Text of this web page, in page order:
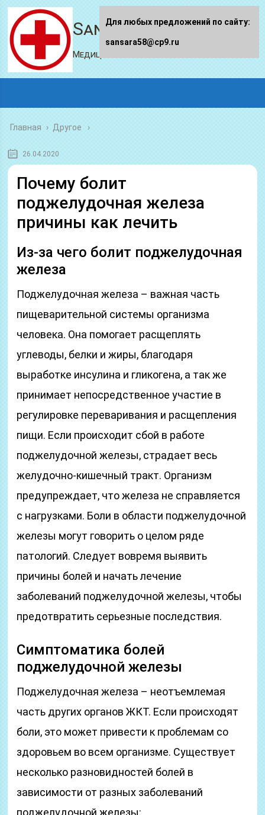
Sansara58.ru
Медицинский портал
Главная › Другое
26.04.2020
Почему болит
поджелудочная железа
причины как лечить
Из-за чего болит поджелудочная
железа
Поджелудочная железа – важная часть
пищеварительной системы организма
человека. Она помогает расщеплять
углеводы, белки и жиры, благодаря
выработке инсулина и гликогена, а так же
принимает непосредственное участие в
регулировке переваривания и расщепления
пищи. Если происходит сбой в работе
поджелудочной железы, страдает весь
желудочно-кишечный тракт. Организм
предупреждает, что железа не справляется
с нагрузками. Боли в области поджелудочной
железы могут говорить о целом ряде
патологий. Следует вовремя выявить
причины болей и начать лечение
заболеваний поджелудочной железы, чтобы
предотвратить серьезные последствия.
Симптоматика болей
поджелудочной железы
Поджелудочная железа – неотъемлемая
часть других органов ЖКТ. Если происходят
боли, это может привести к проблемам со
здоровьем во всем организме. Существует
несколько разновидностей болей в
зависимости от разных заболеваний
поджелудочной железы:
Для любых предложений по сайту:
sansara58@cp9.ru